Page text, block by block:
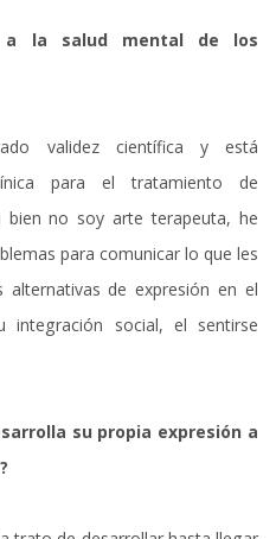
a la salud mental de los
validez científica y está
para el tratamiento de
bien no soy arte terapeuta, he
para comunicar lo que les
alternativas de expresión en el
integración social, el sentirse
su propia expresión a